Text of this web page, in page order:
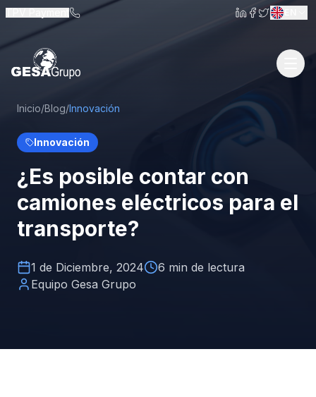
Skip to main content
Inicio/Blog/Innovación
Innovación
¿Es posible contar con
camiones eléctricos para el
transporte?
1 de Diciembre, 2024 6 min de lectura
Equipo Gesa Grupo